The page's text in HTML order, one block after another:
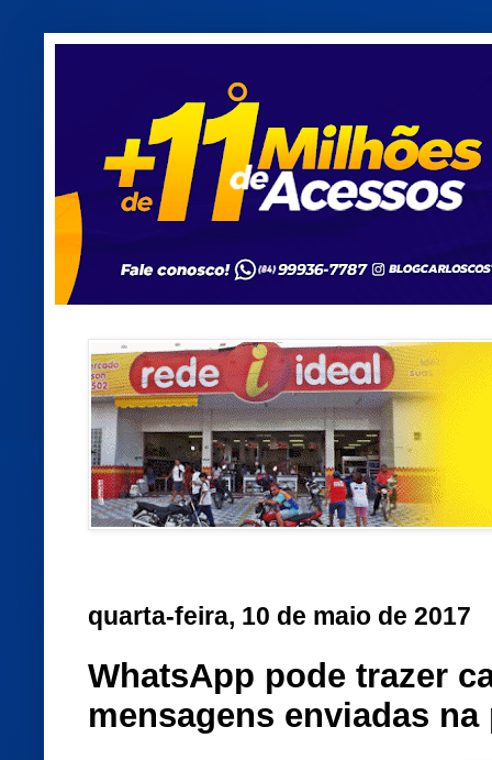
quarta-feira, 10 de maio de 2017
WhatsApp pode trazer
mensagens enviadas